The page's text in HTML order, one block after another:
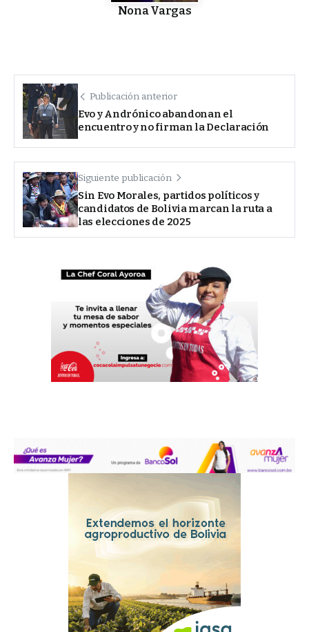
Nona Vargas
Publicación anterior
Evo y Andrónico abandonan el
encuentro y no firman la Declaración
Siguiente publicación
Sin Evo Morales, partidos políticos y
candidatos de Bolivia marcan la ruta a
las elecciones de 2025